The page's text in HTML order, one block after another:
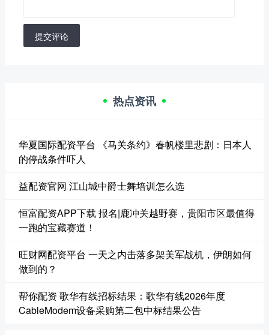
提交评论
热点资讯
华夏国际配资平台 《马关条约》春帆楼里悲剧：日本人
的停战条件吓人
益配资官网 江山城中爵士舞培训怎么选
恒富配资APP下载 报名|鹿冲关越野赛，贵阳市区最值得
一跑的宝藏赛道！
旺财网配资平台 一天之内击落多架美军战机，伊朗如何
做到的？
帮你配资 歌华有线招标结果：歌华有线2026年度
CableModem设备采购第二包中标结果公告